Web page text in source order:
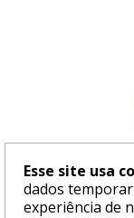
E-mail:
Esse site usa
dados
experiência de